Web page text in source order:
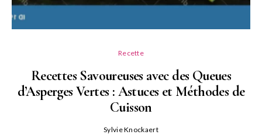
Recette
Recettes Savoureuses avec des Queues
d’Asperges Vertes : Astuces et Méthodes de
Cuisson
Sylvie Knockaert